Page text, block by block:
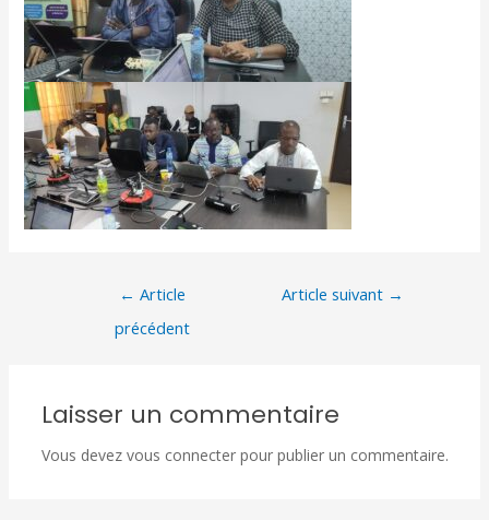
← Article
précédent
Article suivant →
Laisser un commentaire
Vous devez vous connecterpour publier un commentaire.